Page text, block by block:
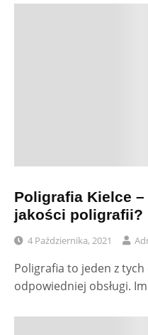
Poligrafia Kielce
jakości poligrafii?
4 Października, 2021
Poligrafia to jeden z
odpowiedniej obsługi.